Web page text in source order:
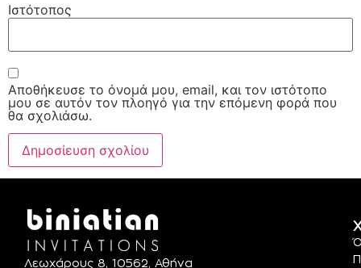
Ιστότοπος
Αποθήκευσε το όνομά μου, email, και τον ιστότοπο
μου σε αυτόν τον πλοηγό για την επόμενη φορά που
θα σχολιάσω.
Λεωχάρους 8, 10562, Αθήνα